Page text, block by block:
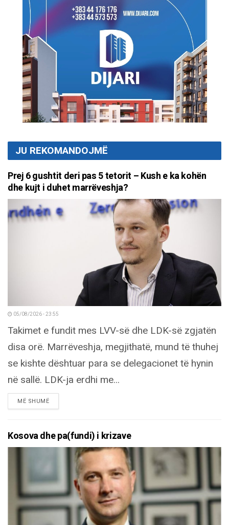
JU REKOMANDOJMË
Prej 6 gushtit deri pas 5 tetorit – Kush e ka kohën
dhe kujt i duhet marrëveshja?
05/08/2026 - 23:55
Takimet e fundit mes LVV-së dhe LDK-së zgjatën
disa orë. Marrëveshja, megjithatë, mund të thuhej
se kishte dështuar para se delegacionet të hynin
në sallë. LDK-ja erdhi me...
MË SHUMËDETAILS
Kosova dhe pa(fundi) i krizave